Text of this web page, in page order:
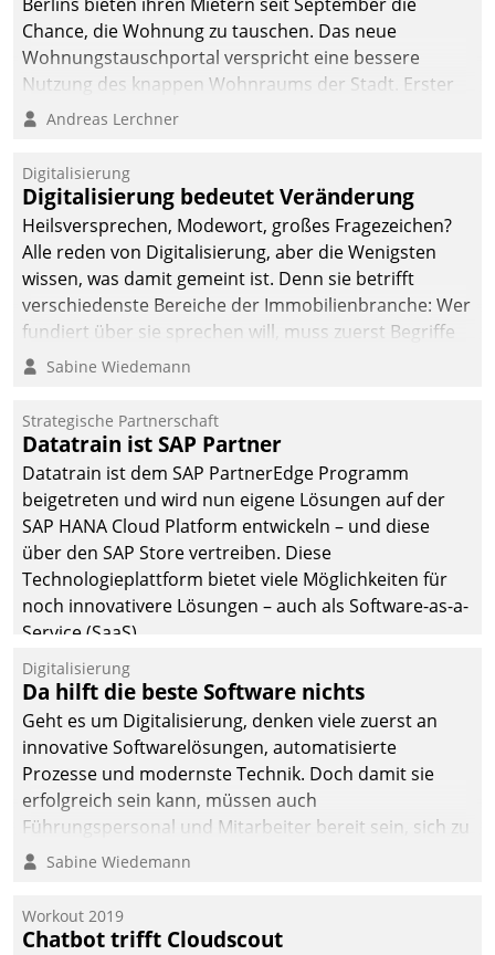
sich dabei für den Betrieb
der Lösung über die SAP
Cloud Platform
entschieden - als erstes
Unternehmen am
Chance, die Wohnung zu tauschen. Das neue
Wohnungstauschportal verspricht eine bessere
Nutzung des knappen Wohnraums der Stadt. Erster
Anwendungsfall für Datatrains Lösung API-Hub mit
Unternehmen.
Andreas Lerchner
Digitalisierung
Digitalisierung bedeutet Veränderung
Heilsversprechen, Modewort, großes Fragezeichen?
Alle reden von Digitalisierung, aber die Wenigsten
wissen, was damit gemeint ist. Denn sie betrifft
verschiedenste Bereiche der Immobilienbranche: Wer
fundiert über sie sprechen will, muss zuerst Begriffe
klären. Ein Aspekt ist die betriebliche Optimierung:
Einsparungen durch optimierte und automatisierte
Prozesse. Doch man darf nicht zu viel erwarten: Allein
mit der Einführung einer neuen Software ist es nicht
getan. Die Digitalisierung erfordert von Unternehmen
die Bereitschaft, sich zu überprüfen, zu hinterfragen
und zu verändern.
Sabine Wiedemann
Strategische Partnerschaft
Datatrain ist SAP Partner
Datatrain ist dem SAP PartnerEdge Programm
beigetreten und wird nun eigene Lösungen auf der
SAP HANA Cloud Platform entwickeln – und diese
über den SAP Store vertreiben. Diese
Technologieplattform bietet viele Möglichkeiten für
noch innovativere Lösungen – auch als Software-as-a-
Service (SaaS).
Digitalisierung
Da hilft die beste Software nichts
Geht es um Digitalisierung, denken viele zuerst an
innovative Softwarelösungen, automatisierte
Prozesse und modernste Technik. Doch damit sie
erfolgreich sein kann, müssen auch
Führungspersonal und Mitarbeiter bereit sein, sich zu
verändern und anzupassen, sonst werden sie an ihr
Sabine Wiedemann
Workout 2019
Chatbot trifft Cloudscout